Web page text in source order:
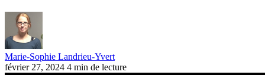
Marie-Sophie Landrieu-Yvert
février 27, 2024 4 min de lecture